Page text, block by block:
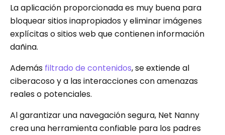
La aplicación proporcionada es muy buena para
bloquear sitios inapropiados y eliminar imágenes
explícitas o sitios web que contienen información
dañina.
Además filtrado de contenidos, se extiende al
ciberacoso y a las interacciones con amenazas
reales o potenciales.
Al garantizar una navegación segura, Net Nanny
crea una herramienta confiable para los padres